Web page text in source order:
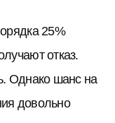
25%
отказ.
Однако шанс на
довольно